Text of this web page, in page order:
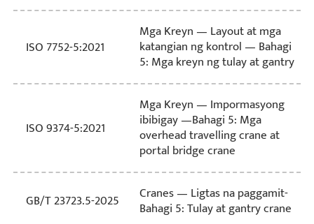
ISO 7752-5:2021
Mga Kreyn — Layout at mga
katangian ng kontrol — Bahagi
5: Mga kreyn ng tulay at gantry
ISO 9374-5:2021
Mga Kreyn — Impormasyong
ibibigay —Bahagi 5: Mga
overhead travelling crane at
portal bridge crane
GB/T 23723.5-2025 Cranes — Ligtas na paggamit-
Bahagi 5: Tulay at gantry crane